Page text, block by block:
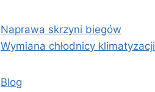
Naprawa skrzyni biegów
Wymiana chłodnicy klimatyzacji
Blog